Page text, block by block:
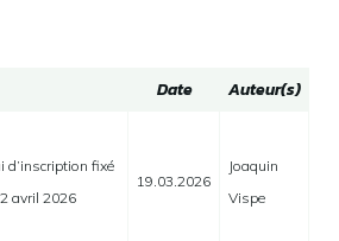
Date Auteur(s)
d’inscription fixé
avril 2026
19.03.2026
Joaquin
Vispe